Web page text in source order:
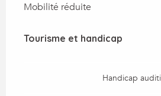
Mobilité réduite
Tourisme et handicap
Tourisme et handicap
Handicap